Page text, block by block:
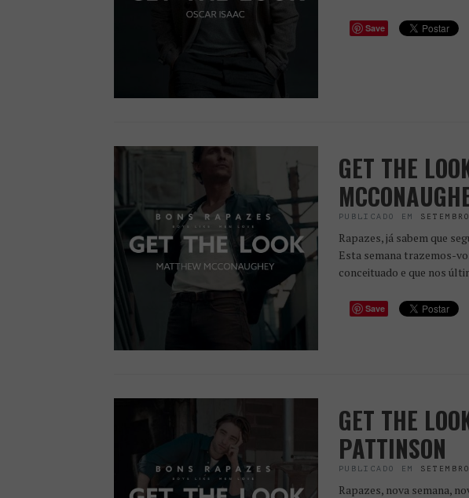
Save
GET THE
PUBLICADO EM
Rapazes, já sabem que
Esta semana trazemos-
conceituado e que nos
Save
GET THE
PATTINSON
PUBLICADO EM
Rapazes, nova semana,